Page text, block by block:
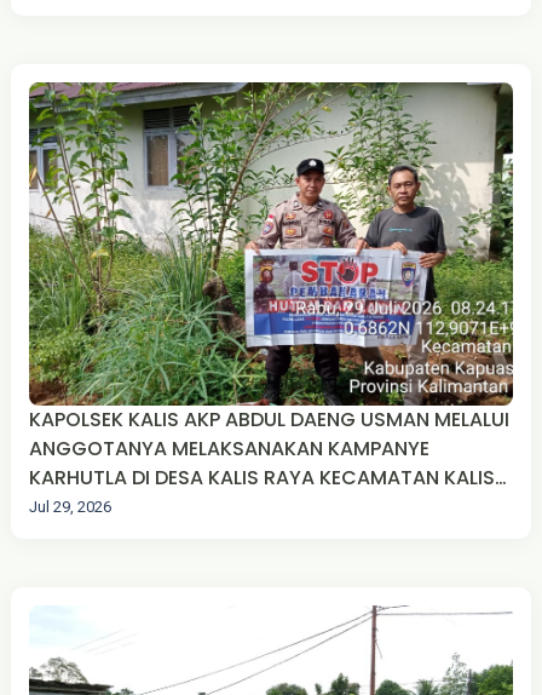
KAPOLSEK KALIS AKP ABDUL DAENG USMAN MELALUI
ANGGOTANYA MELAKSANAKAN KAMPANYE
KARHUTLA DI DESA KALIS RAYA KECAMATAN KALIS
KABUPATEN KAPUAS HULU.
Jul 29, 2026